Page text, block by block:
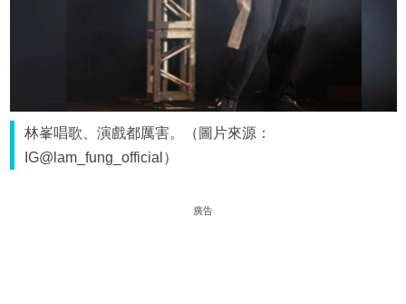
林峯唱歌、演戲都厲害。（圖片來源：
IG@lam_fung_official）
廣告